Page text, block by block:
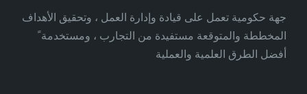
جهة حكومية تعمل على قيادة وإدارة العمل ، وتحقيق الأهداف
المخططة والمتوقعة مستفيدة من التجارب ، ومستخدمة ً
أفضل الطرق العلمية والعملية